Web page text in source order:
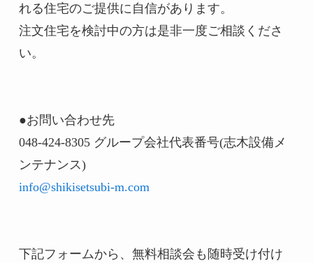
れる住宅のご提供に自信があります。
注文住宅を検討中の方は是非一度ご相談くださ
い。
●お問い合わせ先
048-424-8305 グループ会社代表番号(志木設備メ
ンテナンス)
info@shikisetsubi-m.com
下記フォームから、無料相談会も随時受け付け